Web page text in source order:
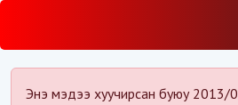
Энэ мэдээ хуучирсан буюу 2013/